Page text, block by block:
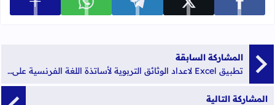
شارك على facebook شارك على x شارك على telegram شارك على whatsapp عرض
المشاركة السابقة
تطبيق Excel لاعداد الوثائق التربوية لأساتذة اللغة الفرنسية على صيغة وورد بطريقة أوتوماتيكية لجميع مستويات التعليم الابتدائي
المشاركة التالية